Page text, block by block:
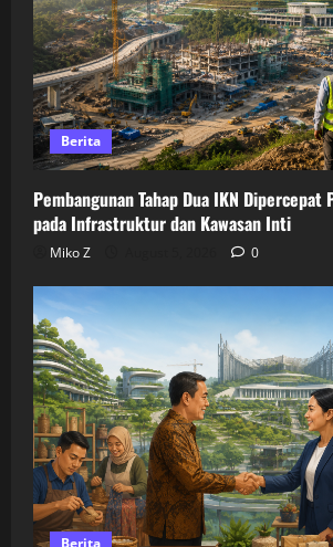
Berita
Pembangunan Tahap Dua IKN
pada Infrastruktur dan Kawasan Inti
Miko Z 0